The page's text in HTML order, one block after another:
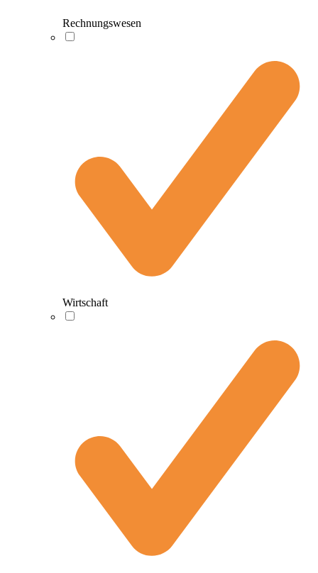
Rechnungswesen
Wirtschaft